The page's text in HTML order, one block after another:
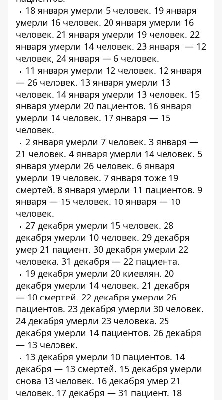
18 января умерли 5 человек. 19 января
умерли 16 человек. 20 января умерли 16
человек. 21 января умерли 19 человек. 22
января умерли 14 человек. 23 января — 12
человек, 24 января — 6 человек.
11 января умерли 12 человек. 12 января
— 26 человек. 13 января умерли 13
человек. 14 января умерли 13 человек. 15
января умерли 20 пациентов. 16 января
умерли 14 человек. 17 января — 15
человек.
2 января умерли 7 человек. 3 января —
21 человек. 4 января умерли 14 человек. 5
января умерли 26 человек. 6 января
умерли 19 человек. 7 января тоже 19
смертей. 8 января умерли 11 пациентов. 9
января — 15 человек. 10 января — 10
человек.
27 декабря умерли 15 человек. 28
декабря умерли 10 человек. 29 декабря
умер 21 пациент. 30 декабря умерли 22
человека. 31 декабря — 22 пациента.
19 декабря умерли 20 киевлян. 20
декабря умерли 14 человек. 21 декабря
— 10 смертей. 22 декабря умерли 26
пациентов. 23 декабря умерли 30 человек.
24 декабря умерли 23 человека. 25
декабря умерли 14 пациентов. 26 декабря
— 13 человек.
13 декабря умерли 10 пациентов. 14
декабря — 13 смертей. 15 декабря умерли
снова 13 человек. 16 декабря умер 21
человек. 17 декабря — 31 пациент. 18